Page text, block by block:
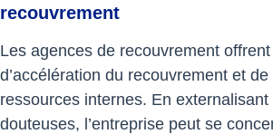
recouvrement
Les agences de recouvrement
d’accélération du recouvrement et
ressources internes. En
douteuses, l’entreprise peut se